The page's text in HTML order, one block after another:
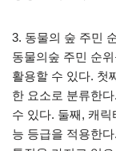
3. 동물의 숲 주민
동물의숲 주민 순
활용할 수 있다. 첫
한 요소로 분류한
수 있다. 둘째, 캐
능 등급을 적용한